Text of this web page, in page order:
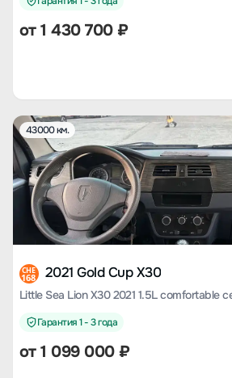
от1 430 700₽
43000 км.
CHE
168 2021 Gold Cup X30
Гарантия 1 - 3 года
от1 099 000₽